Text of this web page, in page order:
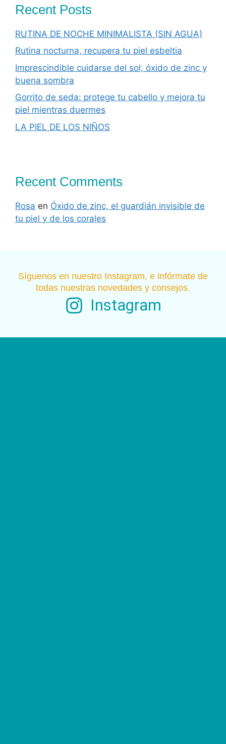
Recent Posts
RUTINA DE NOCHE MINIMALISTA (SIN AGUA)
Rutina nocturna, recupera tu piel esbeltia
Imprescindible cuidarse del sol, óxido de zinc y
buena sombra
Gorrito de seda: protege tu cabello y mejora tu
piel mientras duermes
LA PIEL DE LOS NIÑOS
Recent Comments
Rosa en Óxido de zinc, el guardián invisible de
tu piel y de los corales
Síguenos en nuestro Instagram, e infórmate de
todas nuestras novedades y consejos.
Instagram